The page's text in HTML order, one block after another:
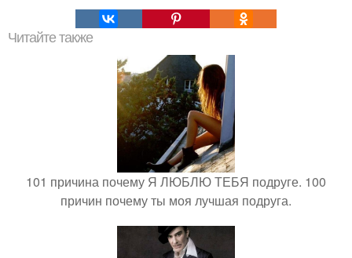
Читайте также
101 причина почему Я ЛЮБЛЮ ТЕБЯ подруге. 100
причин почему ты моя лучшая подруга.